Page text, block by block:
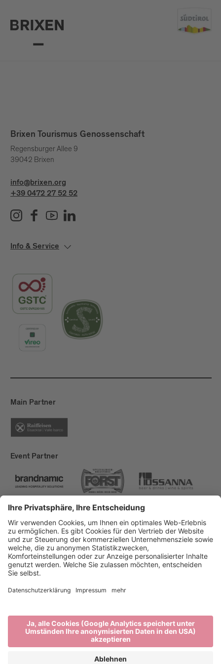
Brixen Tourismus Genossenschaft
Regensburger Allee 9
39042 Brixen
info@brixen.org
+39 0472 27 52 52
Info & Service
Main Partner
Event Partner
Brixen Tourismus
Privacy
Impressum
Förderungen
produced by